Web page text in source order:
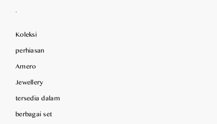
.
Koleksi
perhiasan
Amero
Jewellery
tersedia dalam
berbagai set